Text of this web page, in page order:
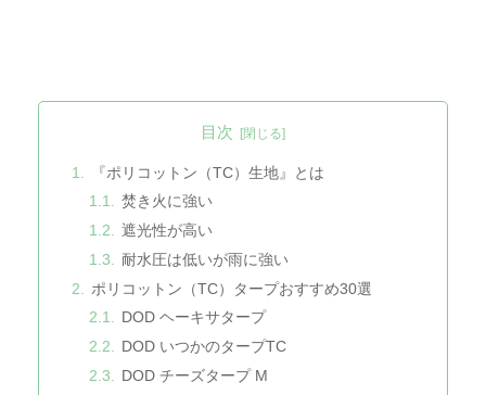
目次
『ポリコットン（TC）生地』とは
焚き火に強い
遮光性が高い
耐水圧は低いが雨に強い
ポリコットン（TC）タープおすすめ30選
DOD ヘーキサタープ
DOD いつかのタープTC
DOD チーズタープ M